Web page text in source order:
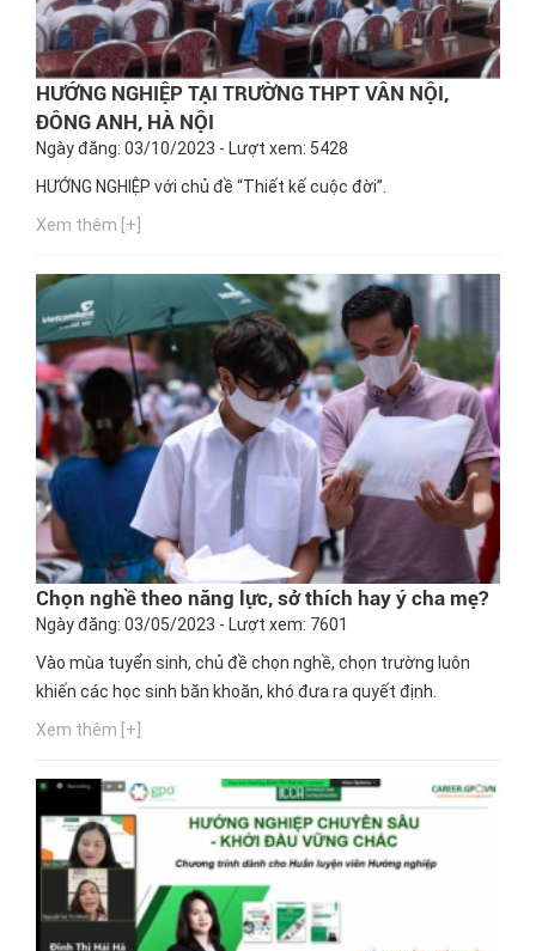
HƯỚNG NGHIỆP TẠI TRƯỜNG THPT VÂN NỘI,
ĐÔNG ANH, HÀ NỘI
Ngày đăng: 03/10/2023 - Lượt xem: 5428
HƯỚNG NGHIỆP với chủ đề “Thiết kế cuộc đời”.
Xem thêm [+]
Chọn nghề theo năng lực, sở thích hay ý cha mẹ?
Ngày đăng: 03/05/2023 - Lượt xem: 7601
Vào mùa tuyển sinh, chủ đề chọn nghề, chọn trường luôn
khiến các học sinh băn khoăn, khó đưa ra quyết định.
Xem thêm [+]